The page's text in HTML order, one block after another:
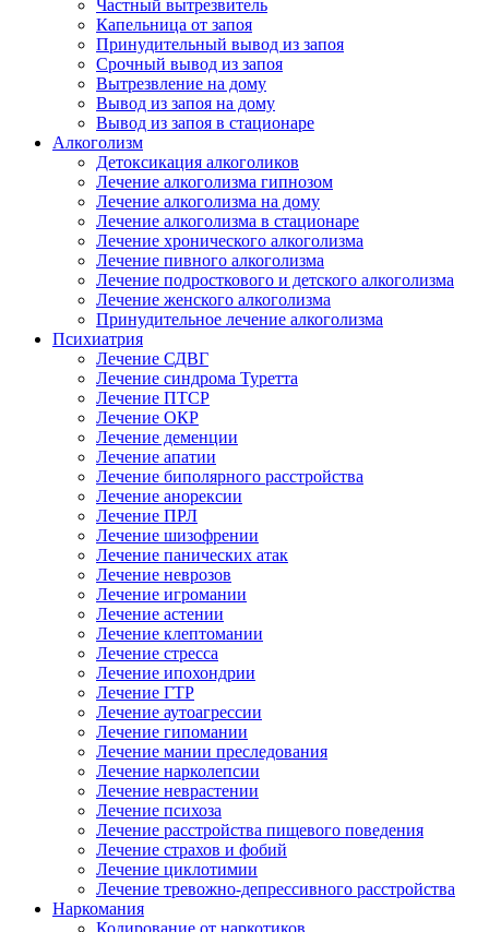
Частный вытрезвитель
Капельница от запоя
Принудительный вывод из запоя
Срочный вывод из запоя
Вытрезвление на дому
Вывод из запоя на дому
Вывод из запоя в стационаре
Алкоголизм
Детоксикация алкоголиков
Лечение алкоголизма гипнозом
Лечение алкоголизма на дому
Лечение алкоголизма в стационаре
Лечение хронического алкоголизма
Лечение пивного алкоголизма
Лечение подросткового и детского алкоголизма
Лечение женского алкоголизма
Принудительное лечение алкоголизма
Психиатрия
Лечение СДВГ
Лечение синдрома Туретта
Лечение ПТСР
Лечение ОКР
Лечение деменции
Лечение апатии
Лечение биполярного расстройства
Лечение анорексии
Лечение ПРЛ
Лечение шизофрении
Лечение панических атак
Лечение неврозов
Лечение игромании
Лечение астении
Лечение клептомании
Лечение стресса
Лечение ипохондрии
Лечение ГТР
Лечение аутоагрессии
Лечение гипомании
Лечение мании преследования
Лечение нарколепсии
Лечение неврастении
Лечение психоза
Лечение расстройства пищевого поведения
Лечение страхов и фобий
Лечение циклотимии
Лечение тревожно-депрессивного расстройства
Наркомания
Кодирование от наркотиков